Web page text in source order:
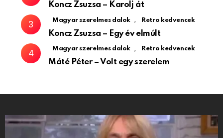
Koncz Zsuzsa – Karolj át
Magyar szerelmes dalok , Retro kedvencek
Koncz Zsuzsa – Egy év elmúlt
Magyar szerelmes dalok , Retro kedvencek
Máté Péter – Volt egy szerelem